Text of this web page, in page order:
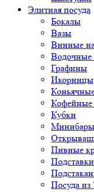
Элитная посуда
Бокалы
Вазы
Винные
Водочные
Графины
Икорницы
Кофейные
Кубки
Минибары
Пивные
Посуда из